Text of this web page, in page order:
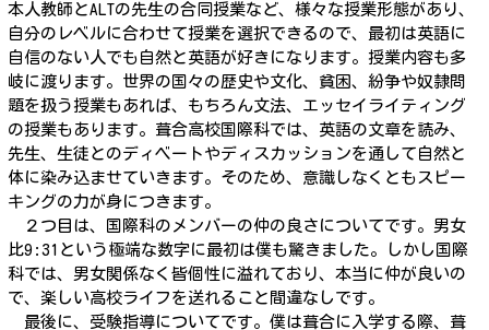
本人教師とALTの先生の合同授業など、様々な授業形態があり、
自分のレベルに合わせて授業を選択できるので、最初は英語に
自信のない人でも自然と英語が好きになります。授業内容も多
岐に渡ります。世界の国々の歴史や文化、貧困、紛争や奴隷問
題を扱う授業もあれば、もちろん文法、エッセイライティング
の授業もあります。葺合高校国際科では、英語の文章を読み、
先生、生徒とのディベートやディスカッションを通して自然と
体に染み込ませていきます。そのため、意識しなくともスピー
キングの力が身につきます。
２つ目は、国際科のメンバーの仲の良さについてです。男女
比9:31という極端な数字に最初は僕も驚きました。しかし国際
科では、男女関係なく皆個性に溢れており、本当に仲が良いの
で、楽しい高校ライフを送れること間違なしです。
最後に、受験指導についてです。僕は葺合に入学する際、葺